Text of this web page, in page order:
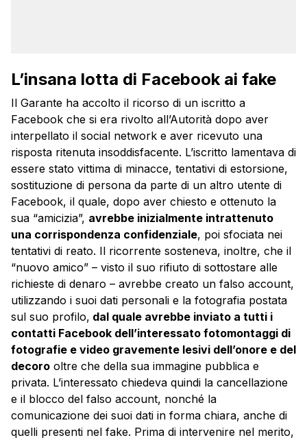
L’insana lotta di Facebook ai fake
Il Garante ha accolto il ricorso di un iscritto a
Facebook che si era rivolto all’Autorità dopo aver
interpellato il social network e aver ricevuto una
risposta ritenuta insoddisfacente. L’iscritto lamentava di
essere stato vittima di minacce, tentativi di estorsione,
sostituzione di persona da parte di un altro utente di
Facebook, il quale, dopo aver chiesto e ottenuto la
sua “amicizia”, avrebbe inizialmente intrattenuto
una corrispondenza confidenziale, poi sfociata nei
tentativi di reato. Il ricorrente sosteneva, inoltre, che il
“nuovo amico” – visto il suo rifiuto di sottostare alle
richieste di denaro – avrebbe creato un falso account,
utilizzando i suoi dati personali e la fotografia postata
sul suo profilo, dal quale avrebbe inviato a tutti i
contatti Facebook dell’interessato fotomontaggi di
fotografie e video gravemente lesivi dell’onore e del
decoro oltre che della sua immagine pubblica e
privata. L’interessato chiedeva quindi la cancellazione
e il blocco del falso account, nonché la
comunicazione dei suoi dati in forma chiara, anche di
quelli presenti nel fake. Prima di intervenire nel merito,